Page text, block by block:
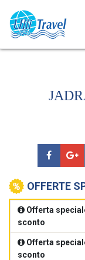
OFFERTE
Offerta
sconto
Offerta
sconto